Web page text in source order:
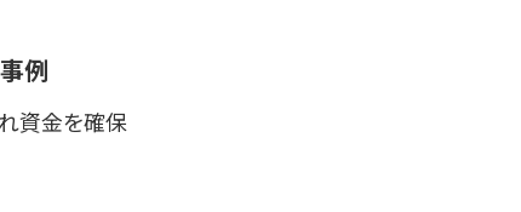
例
資金を確保